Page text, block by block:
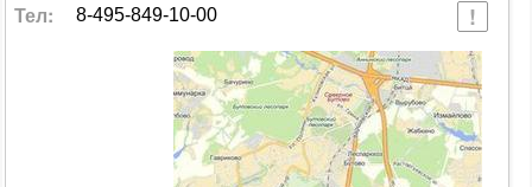
Тел: 8-495-849-10-00